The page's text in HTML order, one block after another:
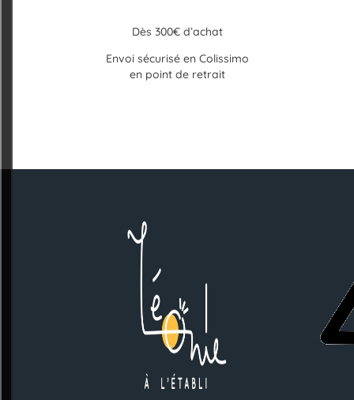
Dès 300€ d’achat
Envoi sécurisé en Colissimo
en point de retrait